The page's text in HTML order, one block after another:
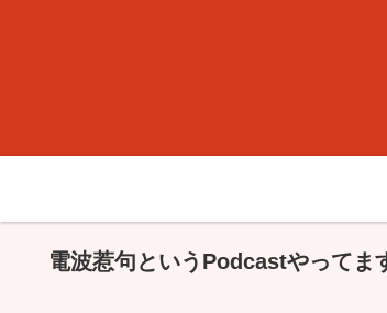
電波惹句というPodcastやってま